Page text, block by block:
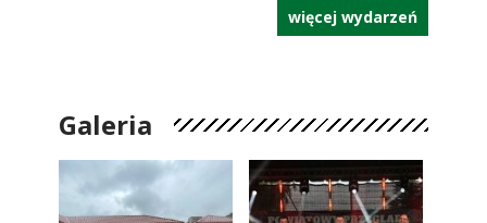
więcej wydarzeń
Galeria